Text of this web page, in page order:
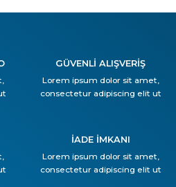
GÜVENLİ ALIŞVERİŞ
Lorem ipsum dolor sit amet,
consectetur adipiscing elit ut
İADE İMKANI
Lorem ipsum dolor sit amet,
consectetur adipiscing elit ut